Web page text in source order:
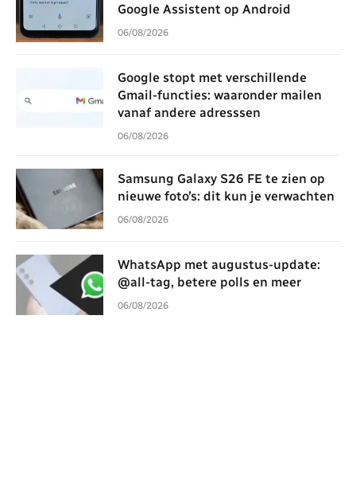
Google Assistent op Android
06/08/2026
Google stopt met verschillende
Gmail-functies: waaronder mailen
vanaf andere adresssen
06/08/2026
Samsung Galaxy S26 FE te zien op
nieuwe foto’s: dit kun je verwachten
06/08/2026
WhatsApp met augustus-update:
@all-tag, betere polls en meer
06/08/2026